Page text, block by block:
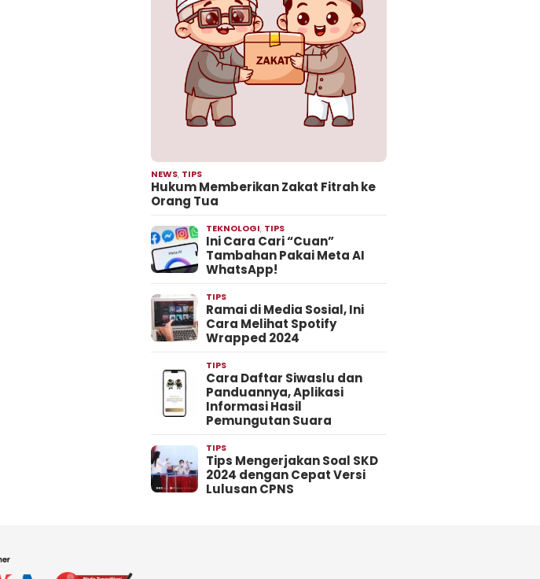
NEWS, TIPS
Hukum Memberikan Zakat Fitrah ke
Orang Tua
TEKNOLOGI, TIPS
Ini Cara Cari “Cuan”
Tambahan Pakai Meta AI
WhatsApp!
TIPS
Ramai di Media Sosial, Ini
Cara Melihat Spotify
Wrapped 2024
TIPS
Cara Daftar Siwaslu dan
Panduannya, Aplikasi
Informasi Hasil
Pemungutan Suara
TIPS
Tips Mengerjakan Soal SKD
2024 dengan Cepat Versi
Lulusan CPNS